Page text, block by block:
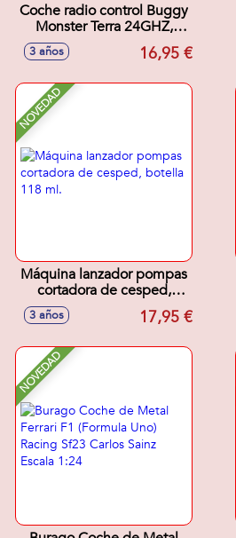
Coche radio control Buggy
Monster Terra 24GHZ,
escala 1:20,
multidireccional, distancia
3 años 16,95 €
NOVEDAD
Máquina lanzador pompas
cortadora de cesped,
botella 118 ml.
3 años 17,95 €
NOVEDAD